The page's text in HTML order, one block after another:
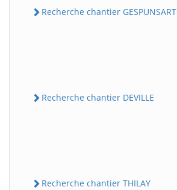
Recherche chantier GESPUNSART
Recherche chantier DEVILLE
Recherche chantier THILAY